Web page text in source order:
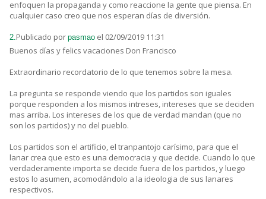
enfoquen la propaganda y como reaccione la gente que piensa. En
cualquier caso creo que nos esperan días de diversión.
2.Publicado por pasmao el 02/09/2019 11:31
Buenos días y felics vacaciones Don Francisco
Extraordinario recordatorio de lo que tenemos sobre la mesa.
La pregunta se responde viendo que los partidos son iguales
porque responden a los mismos intreses, intereses que se deciden
mas arriba. Los intereses de los que de verdad mandan (que no
son los partidos) y no del pueblo.
Los partidos son el artificio, el tranpantojo carísimo, para que el
lanar crea que esto es una democracia y que decide. Cuando lo que
verdaderamente importa se decide fuera de los partidos, y luego
estos lo asumen, acomodándolo a la ideologia de sus lanares
respectivos.